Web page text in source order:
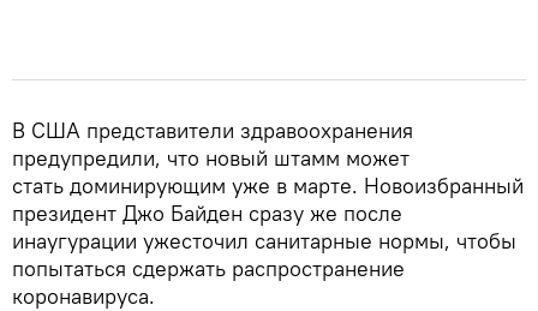
В США представители здравоохранения
предупредили, что новый штамм может
стать доминирующим уже в марте. Новоизбранный
президент Джо Байден сразу же после
инаугурации ужесточил санитарные нормы, чтобы
попытаться сдержать распространение
коронавируса.